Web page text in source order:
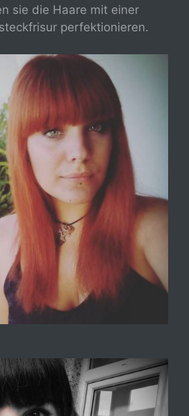
sie die Haare mit einer
perfektionieren.